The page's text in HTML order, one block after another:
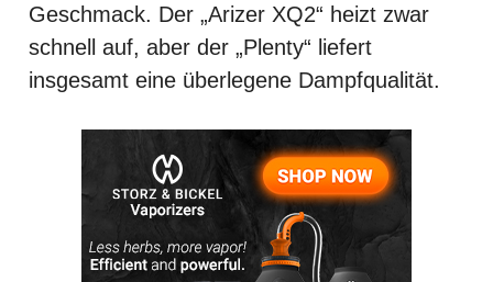
Geschmack. Der „Arizer XQ2“ heizt zwar
schnell auf, aber der „Plenty“ liefert
insgesamt eine überlegene Dampfqualität.